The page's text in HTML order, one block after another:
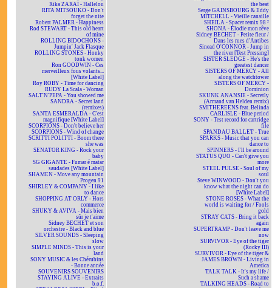
Rika ZARAÏ - Hallelou
RITA MITSOUKO - Don't
forget the nite
Robert PALMER - Happiness
Rod STEWART - This old heart
of mine
ROLLING BIDOCHONS -
Jumpin' Jack Flasque
ROLLING STONES - Honky
tonk women
Ron GOODWIN - Ces
merveilleux fous volants...
[White Label]
Roy ROBY - Time for dancing
RUDY La Scala - Woman
SALT'N'PEPA - You showed me
SANDRA - Secret land
(remixes)
SANTA ESMERALDA - C'est
magnifique [White Label]
SCORPIONS - Don't believe her
SCORPIONS - Wind of change
SCRITTI POLITTI - Boom there
she was
SENATOR KING - Rock your
baby
SG GIGANTE - Fumar é matar
saudades [White Label]
SHAMEN - Move any mountain
Progen 91
SHIRLEY & COMPANY - I like
to dance
SHOPPING AT ORLY - Hors
commerce
SHUKY & AVIVA - Mais bien
sûr je t'aime
Sidney BECHET et son
orchestre - Black and blue
SILVER SOUNDS - Sleeping
slow
SIMPLE MINDS - This is your
land
SONY MUSIC & les Chérubins
- Bonne année
SOUVENIRS SOUVENIRS
STAYING ALIVE - Extraits
b.o.f.
the beat
Serge GAINSBOURG & Eddy
MITCHELL - Vieille canaille
SHEILA - Spacer remix 98 ²
SHONA - Elodie mon rêve
Sidney BECHET - Petite fleur /
Dans les rues d'Antibes
Sinead O'CONNOR - Jump in
the river [Test Pressing]
SISTER SLEDGE - He's the
greatest dancer
SISTERS OF MERCY - All
along the watchtower
SISTERS OF MERCY -
Dominion
SKUNK ANANSIE - Secretly
(Armand van Helden remix)
SMITHEREENS feat. Belinda
CARLISLE - Blue period
SONY - Test record for cartridge
file
SPANDAU BALLET - True
SPARKS - Music that you can
dance to
SPINNERS - I'll be around
STATUS QUO - Can't give you
more
STEEL PULSE - Soul of my
soul
Steve WINWOOD - Don't you
know what the night can do
[White Label]
STONE ROSES - What the
world is waiting for / Fools
gold
STRAY CATS - Bring it back
again
SUPERTRAMP - Don't leave me
now
SURVIVOR - Eye of the tiger
(Rocky III)
SURVIVOR - Eye of the tiger &
JAMES BROWN - Living in
America
TALK TALK - It's my life /
Such a shame
TALKING HEADS - Road to